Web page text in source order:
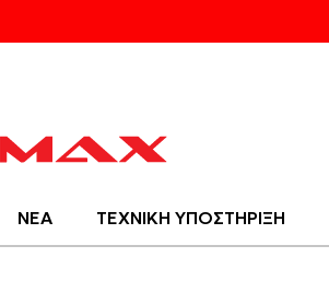
ΝΕΑ ΤΕΧΝΙΚΗ ΥΠΟΣΤΗΡΙΞΗ